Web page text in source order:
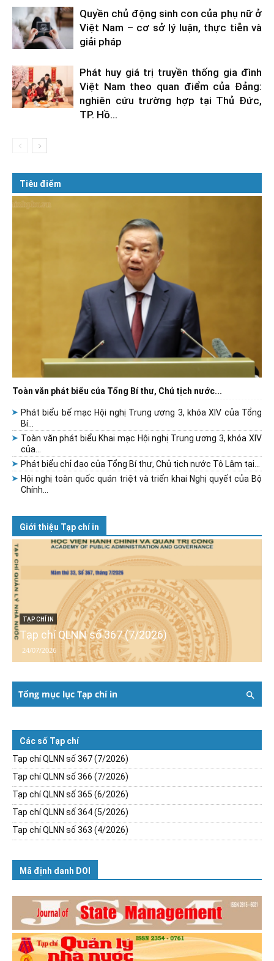
Quyền chủ động sinh con của phụ nữ ở
Việt Nam – cơ sở lý luận, thực tiễn và
giải pháp
Phát huy giá trị truyền thống gia đình
Việt Nam theo quan điểm của Đảng:
nghiên cứu trường hợp tại Thủ Đức,
TP. Hồ...
Tiêu điểm
Toàn văn phát biểu của Tổng Bí thư, Chủ tịch nước...
Phát biểu bế mạc Hội nghị Trung ương 3, khóa XIV của Tổng
Bí...
Toàn văn phát biểu Khai mạc Hội nghị Trung ương 3, khóa XIV
của...
Phát biểu chỉ đạo của Tổng Bí thư, Chủ tịch nước Tô Lâm tại...
Hội nghị toàn quốc quán triệt và triển khai Nghị quyết của Bộ
Chính...
Giới thiệu Tạp chí in
TẠP CHÍ IN
Tạp chí QLNN số 367 (7/2026)
24/07/2026
Tổng mục lục Tạp chí in
Các số Tạp chí
Tạp chí QLNN số 367 (7/2026)
Tạp chí QLNN số 366 (7/2026)
Tạp chí QLNN số 365 (6/2026)
Tạp chí QLNN số 364 (5/2026)
Tạp chí QLNN số 363 (4/2026)
Mã định danh DOI